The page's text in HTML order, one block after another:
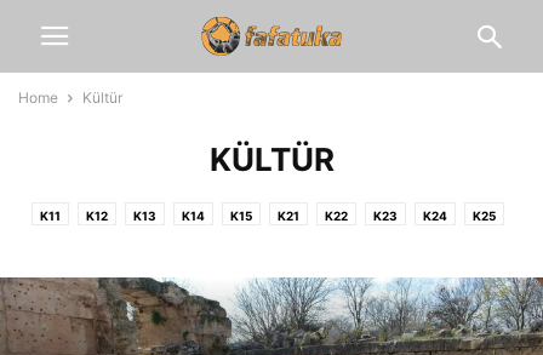
Home Kültür
KÜLTÜR
K11 K12 K13 K14 K15 K21 K22 K23 K24 K25
K51 K53 K54 K55